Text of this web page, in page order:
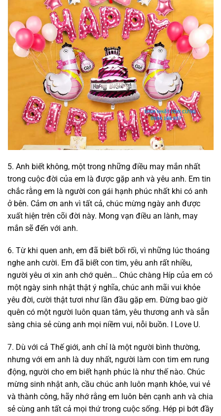
5. Anh biết không, một trong những điều may mắn nhất
trong cuộc đời của em là được gặp anh và yêu anh. Em tin
chắc rằng em là người con gái hạnh phúc nhất khi có anh
ở bên. Cảm ơn anh vì tất cả, chúc mừng ngày anh được
xuất hiện trên cõi đời này. Mong vạn điều an lành, may
mắn sẽ đến với anh.
6. Từ khi quen anh, em đã biết bối rối, vì những lúc thoáng
nghe anh cười. Em đã biết con tim, yêu anh rất nhiều,
người yêu ơi xin anh chớ quên… Chúc chàng Híp của em có
một ngày sinh nhật thật ý nghĩa, chúc anh mãi vui khỏe
yêu đời, cười thật tươi như lần đầu gặp em. Đừng bao giờ
quên có một người luôn quan tâm, yêu thương anh và sẵn
sàng chia sẻ cùng anh mọi niềm vui, nỗi buồn. I Love U.
7. Dù với cả Thế giới, anh chỉ là một người bình thường,
nhưng với em anh là duy nhất, người làm con tim em rung
động, người cho em biết hạnh phúc là như thế nào. Chúc
mừng sinh nhật anh, cầu chúc anh luôn mạnh khỏe, vui vẻ
và thành công, hãy nhớ rằng em luôn bên cạnh anh và chia
sẻ cùng anh tất cả mọi thứ trong cuộc sống. Hép pi bớt đầy